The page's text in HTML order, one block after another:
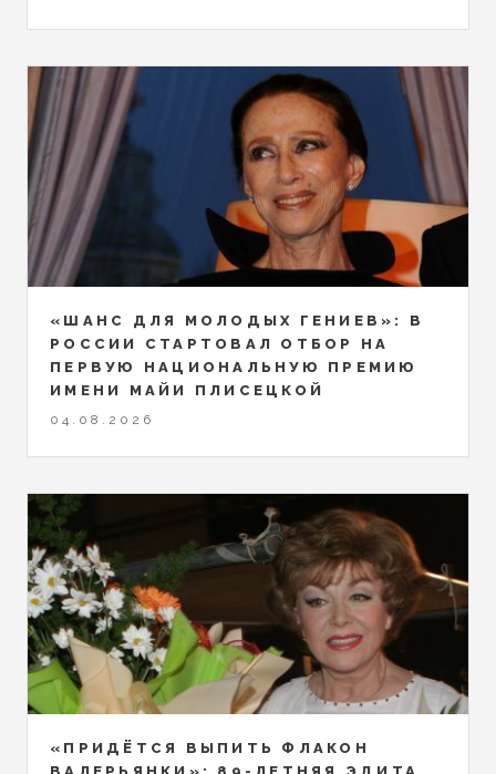
«ШАНС ДЛЯ МОЛОДЫХ ГЕНИЕВ»: В
РОССИИ СТАРТОВАЛ ОТБОР НА
ПЕРВУЮ НАЦИОНАЛЬНУЮ ПРЕМИЮ
ИМЕНИ МАЙИ ПЛИСЕЦКОЙ
04.08.2026
«ПРИДЁТСЯ ВЫПИТЬ ФЛАКОН